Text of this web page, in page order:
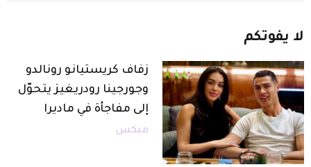
لا يفوتكم
زفاف كريستيانو رونالدو
وجورجينا رودريغيز يتحوّل
إلى مفاجأة في ماديرا
ميكس